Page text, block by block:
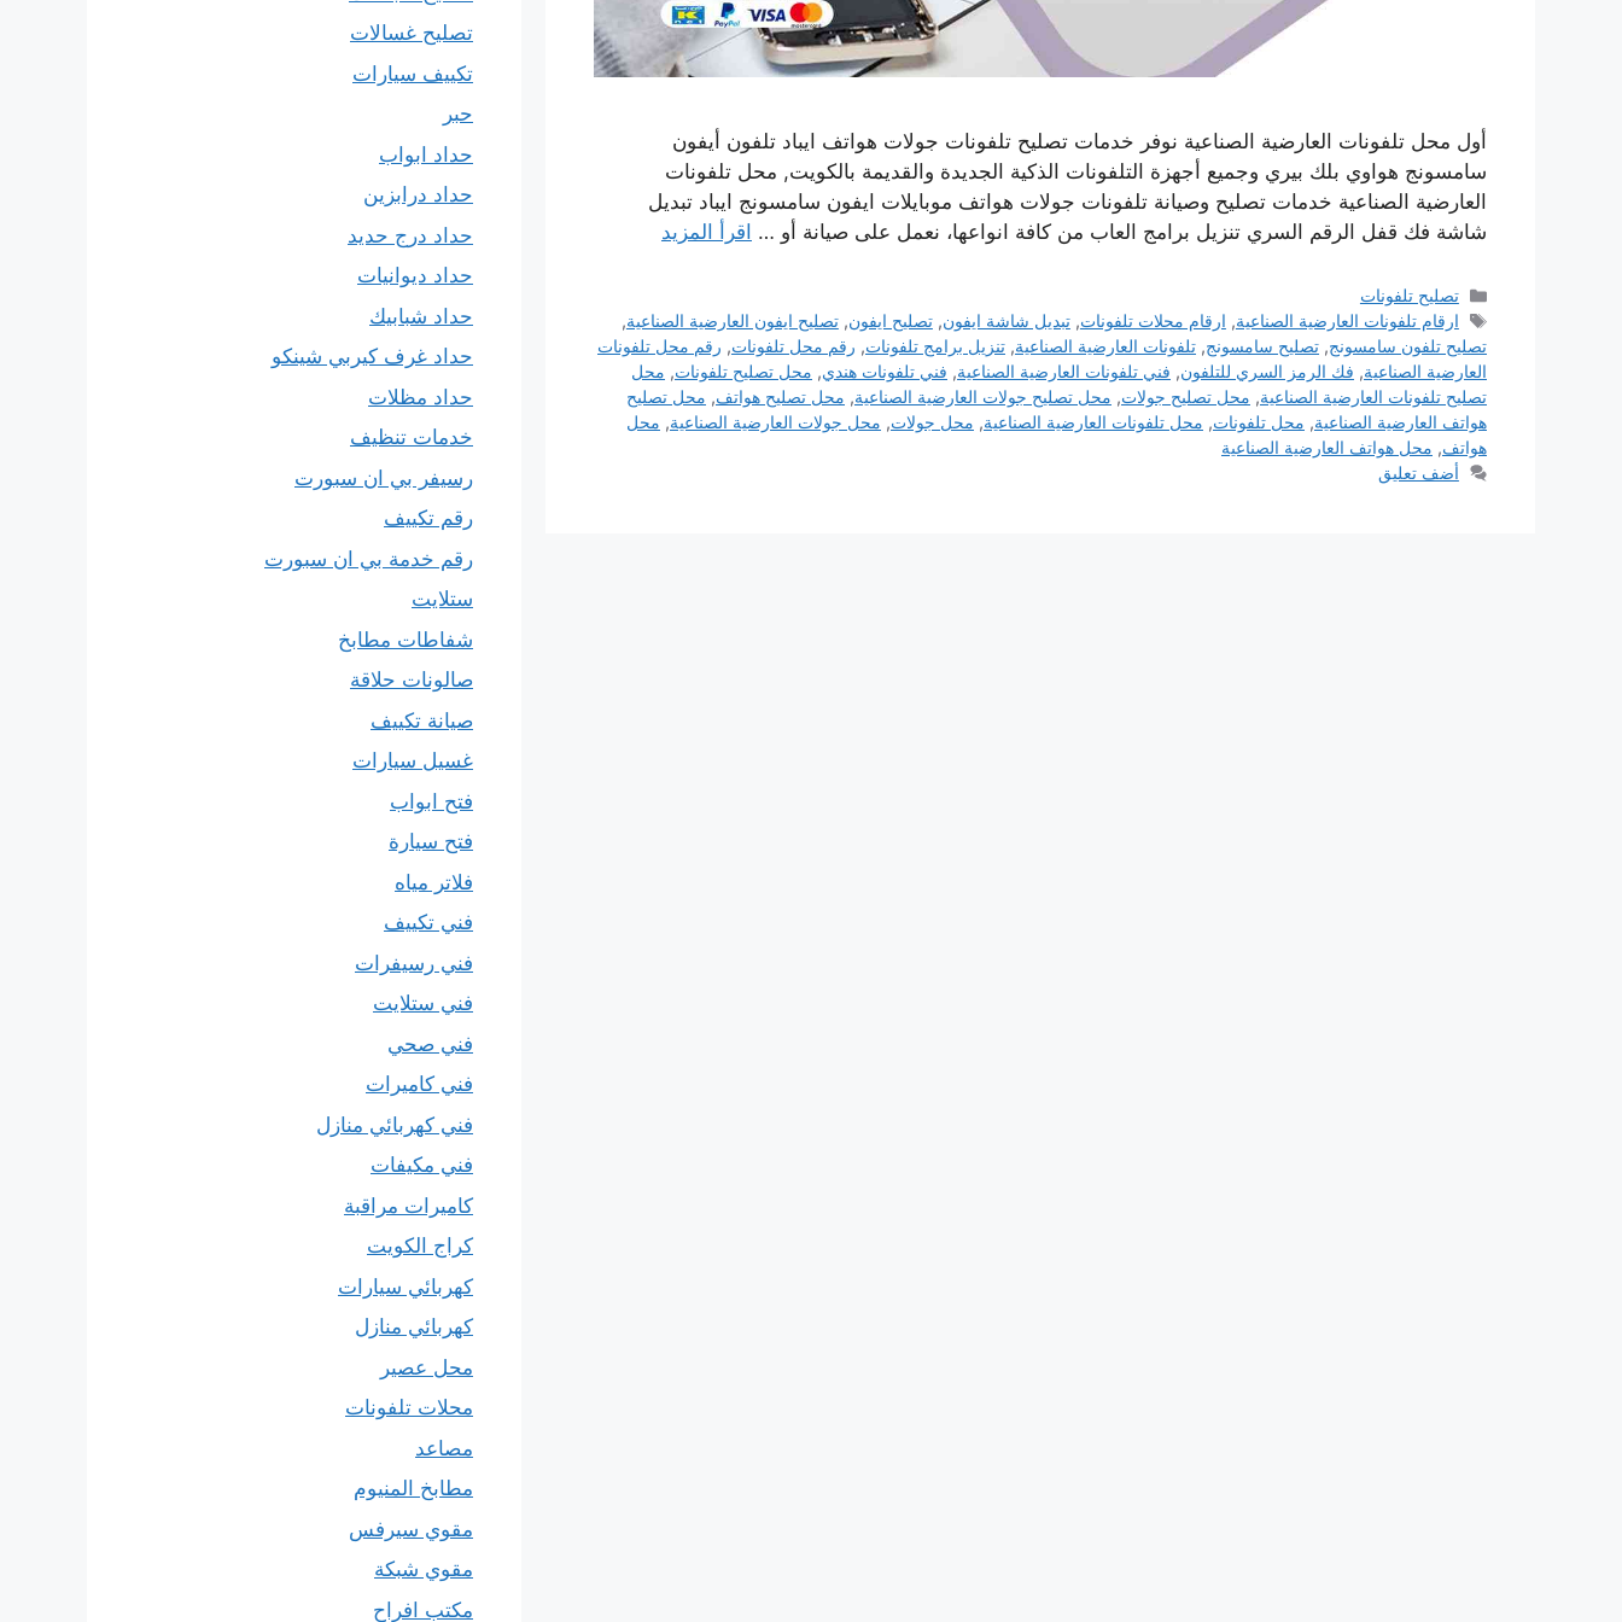
أول محل تلفونات العارضية الصناعية نوفر خدمات تصليح تلفونات جولات هواتف ايباد تلفون أيفون
سامسونج هواوي بلك بيري وجميع أجهزة التلفونات الذكية الجديدة والقديمة بالكويت, محل تلفونات
العارضية الصناعية خدمات تصليح وصيانة تلفونات جولات هواتف موبايلات ايفون سامسونج ايباد تبديل
شاشة فك قفل الرقم السري تنزيل برامج العاب من كافة انواعها، نعمل على صيانة أو … اقرأ المزيد
التصنيفات
تصليح تلفونات
الوسوم
ارقام تلفونات العارضية الصناعية, ارقام محلات تلفونات,تبديل شاشة ايفون,تصليح ايفون,تصليح ايفون العارضية الصناعية,
تصليح تلفون سامسونج, تصليح سامسونج, تلفونات العارضية الصناعية, تنزيل برامج تلفونات, رقم محل تلفونات, رقم محل تلفونات
العارضية الصناعية, فك الرمز السري للتلفون, فني تلفونات العارضية الصناعية, فني تلفونات هندي, محل تصليح تلفونات, محل
تصليح تلفونات العارضية الصناعية, محل تصليح جولات, محل تصليح جولات العارضية الصناعية, محل تصليح هواتف, محل تصليح
هواتف العارضية الصناعية, محل تلفونات, محل تلفونات العارضية الصناعية, محل جولات, محل جولات العارضية الصناعية, محل
هواتف, محل هواتف العارضية الصناعية
أضف تعليق
تصليح غسالات
تكييف سيارات
حبر
حداد ابواب
حداد درابزين
حداد درج حديد
حداد ديوانيات
حداد شبابيك
حداد غرف كيربي شينكو
حداد مظلات
خدمات تنظيف
رسيفر بي ان سبورت
رقم تكييف
رقم خدمة بي ان سبورت
ستلايت
شفاطات مطابخ
صالونات حلاقة
صيانة تكييف
غسيل سيارات
فتح ابواب
فتح سيارة
فلاتر مياه
فني تكييف
فني رسيفرات
فني ستلايت
فني صحي
فني كاميرات
فني كهربائي منازل
فني مكيفات
كاميرات مراقبة
كراج الكويت
كهربائي سيارات
كهربائي منازل
محل عصير
محلات تلفونات
مصاعد
مطابخ المنيوم
مقوي سيرفس
مقوي شبكة
مكتب افراح